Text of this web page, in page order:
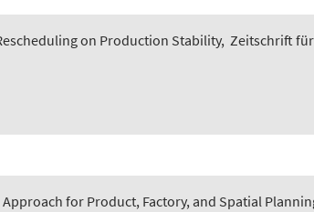
on Production Stability, Zeitschrift
for Product, Factory, and Spatial